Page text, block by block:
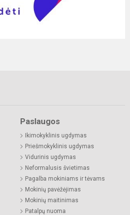
Paslaugos
Ikimokyklinis ugdymas
Priešmokyklinis ugdymas
Vidurinis ugdymas
Neformalusis švietimas
Pagalba mokiniams ir tėvams
Mokinių pavėžėjimas
Mokinių maitinimas
Patalpų nuoma